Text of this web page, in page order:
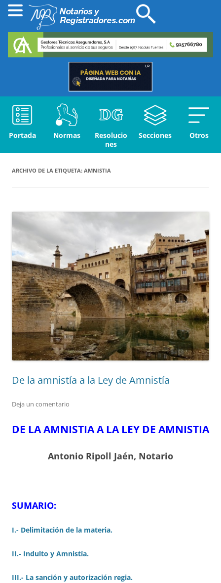
Portada Normas
Resolucio
nes
Secciones Otros
ARCHIVO DE LA ETIQUETA: AMNISTIA
De la amnistía a la Ley de Amnistía
Deja un comentario
DE LA AMNISTIA A LA LEY DE AMNISTIA
Antonio Ripoll Jaén, Notario
SUMARIO:
I.- Delimitación de la materia.
II.- Indulto y Amnistía.
III.- La sanción y autorización regia.